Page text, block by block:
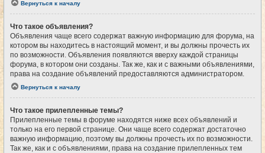
Вернуться к началу
Что такое объявления?
Объявления чаще всего содержат важную информацию для форума, на
котором вы находитесь в настоящий момент, и вы должны прочесть их
по возможности. Объявления появляются вверху каждой страницы
форума, в котором они созданы. Так же, как и с важными объявлениями,
права на создание объявлений предоставляются администратором.
Вернуться к началу
Что такое прилепленные темы?
Прилепленные темы в форуме находятся ниже всех объявлений и
только на его первой странице. Они чаще всего содержат достаточно
важную информацию, поэтому вы должны прочесть их по возможности.
Так же, как и с объявлениями, права на создание прилепленных тем